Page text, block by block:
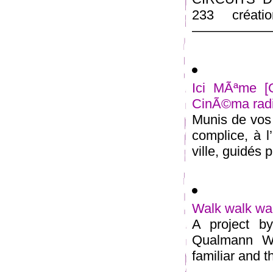
233
Ici MÃªme
CinÃ©ma
Munis de
complice, à
ville, guidés
Walk walk
A project
Qualmann
familiar and